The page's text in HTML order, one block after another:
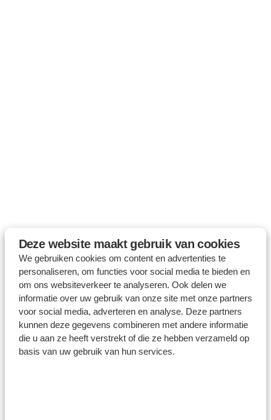
Deze website maakt gebruik van cookies
We gebruiken cookies om content en advertenties te
personaliseren, om functies voor social media te bieden en
om ons websiteverkeer te analyseren. Ook delen we
informatie over uw gebruik van onze site met onze partners
voor social media, adverteren en analyse. Deze partners
kunnen deze gegevens combineren met andere informatie
die u aan ze heeft verstrekt of die ze hebben verzameld op
basis van uw gebruik van hun services.